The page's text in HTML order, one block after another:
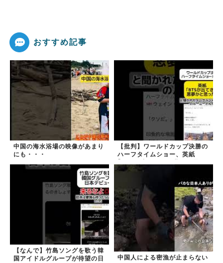
おすすめ記事
中国の海水浴場の映像があまり
にも・・・
【批判】ワールドカップ決勝の
ハーフタイムショー、英紙
た｣
【なんで】竹島ソングを歌う韓
国アイドルグループが待望の日
中国人による密漁が止まらない